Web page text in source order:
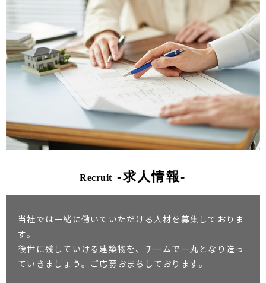
Recruit-求人情報-
当社では一緒に働いていただける人材を募集しておりま
す。
後世に残していける建築物を、チームで一丸となり造っ
ていきましょう。ご応募おまちしております。